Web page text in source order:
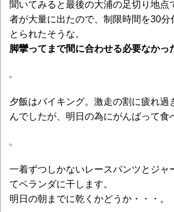
聞いてみると最後の大浦の足切り地点
者が大量に出たので、制限時間を30分
とられたそうな。
脚攣ってまで間に合わせる必要なかっ
夕飯はバイキング。激走の割に疲れ過
んでしたが、明日の為にがんばって食
一着ずつしかないレースパンツとジャ
てベランダに干します。
明日の朝までに乾くかどうか・・・。